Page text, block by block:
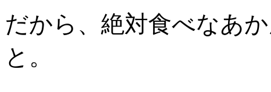
だから、絶対食べなあ
と。